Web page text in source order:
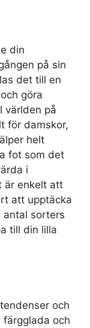
din
på sin
det till en
göra
världen på
för damskor,
helt
fot som det
i
är enkelt att
att upptäcka
antal sorters
till din lilla
och
och